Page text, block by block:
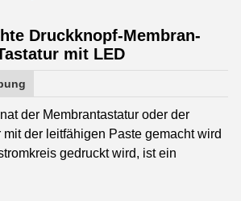
Druckknopf-Membran-
mit LED
der Membrantastatur oder der
der leitfähigen Paste gemacht wird
gedruckt wird, ist ein